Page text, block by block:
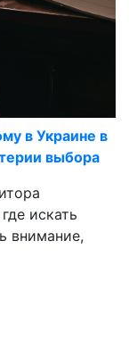
в Украине в
выбора
искать
внимание,